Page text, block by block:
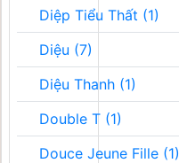
Diệp Tiểu Thất (1)
Diệu (7)
Diệu Thanh (1)
Double T (1)
Douce Jeune Fille (1)